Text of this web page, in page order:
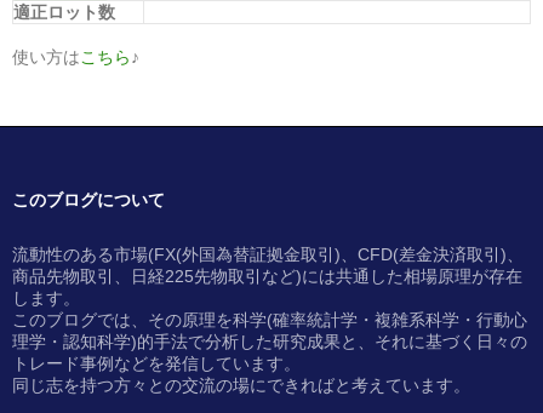
適正ロット数
使い方はこちら♪
このブログについて
流動性のある市場(FX(外国為替証拠金取引)、CFD(差金決済取引)、
商品先物取引、日経225先物取引など)には共通した相場原理が存在
します。
このブログでは、その原理を科学(確率統計学・複雑系科学・行動心
理学・認知科学)的手法で分析した研究成果と、それに基づく日々の
トレード事例などを発信しています。
同じ志を持つ方々との交流の場にできればと考えています。